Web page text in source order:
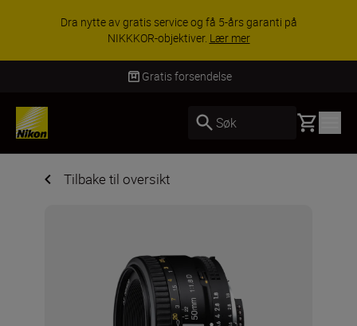
Dra nytte av gratis service og få 5-års garanti på
NIKKKOR-objektiver. Lær mer
Gratis forsendelse
Søk Basket
Tilbake til oversikt